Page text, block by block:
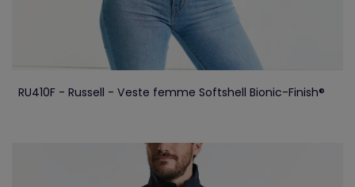
RU410F - Russell - Veste femme Softshell Bionic-Finish®